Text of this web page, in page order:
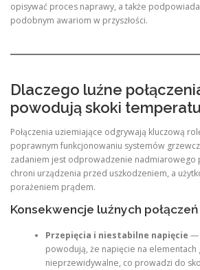
opisywać proces naprawy, a także
podobnym awariom w przyszłości.
Dlaczego luźne
powodują skoki
Połączenia uziemiające odgrywają kluczową
poprawnym funkcjonowaniu systemów
zadaniem jest odprowadzenie nadmiarowego
chroni urządzenia przed uszkodzeniem, a
porażeniem prądem.
Konsekwencje luźnych
Przepięcia i niestabilne napięcie —
powodują, że napięcie na elementach
nieprzewidywalne, co prowadzi do